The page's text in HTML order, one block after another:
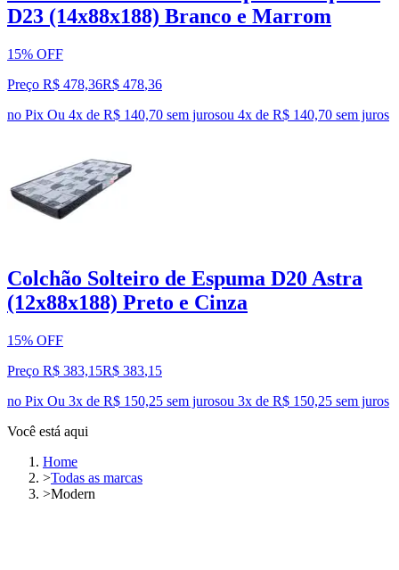
D23 (14x88x188) Branco e Marrom
15% OFF
Preço R$ 478,36R$ 478,36
no Pix Ou 4x de R$ 140,70 sem jurosou 4x de R$ 140,70 sem juros
Colchão Solteiro de Espuma D20 Astra
(12x88x188) Preto e Cinza
15% OFF
Preço R$ 383,15R$ 383,15
no Pix Ou 3x de R$ 150,25 sem jurosou 3x de R$ 150,25 sem juros
Você está aqui
Home
>Todas as marcas
>Modern